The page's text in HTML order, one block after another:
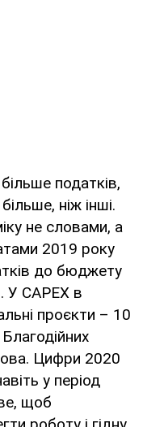
податків,
ніж інші.
не словами, а
2019 року
до бюджету
У CAPEX в
проєкти – 10
Цифри 2020
у період
щоб